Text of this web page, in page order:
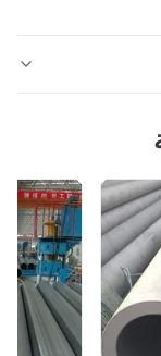
عامة عن المنتج بلدي3" سمك أنابيب الفولاذ
وطول عمر
الخدمة ضرورية.الصلب المقاوم للصدأ 304 و 316L، تتميز هذه
مشحون ...